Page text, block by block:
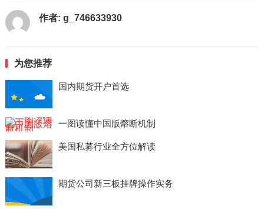
作者: g_746633930
为您推荐
国内期货开户首选
一图读懂中国版熔断机制
美国私募行业全方位解读
期货公司新三板挂牌操作实务